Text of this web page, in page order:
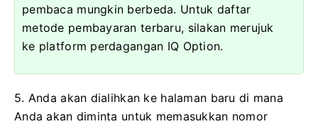
pembaca mungkin berbeda. Untuk daftar
metode pembayaran terbaru, silakan merujuk
ke platform perdagangan IQ Option.
5. Anda akan dialihkan ke halaman baru di mana
Anda akan diminta untuk memasukkan nomor